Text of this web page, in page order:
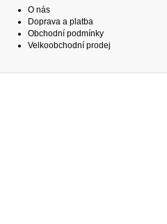
O nás
Doprava a platba
Obchodní podmínky
Velkoobchodní prodej